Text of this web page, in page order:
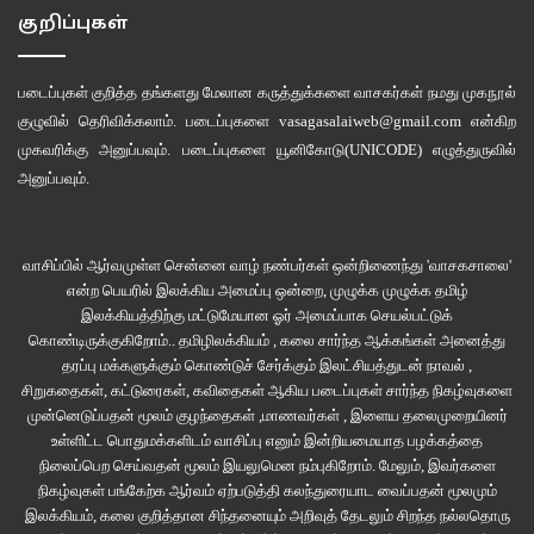
தன் படைகளுடன் உடைமரக் காட்டுக்குள் போனான். நால்வரும் நான்கு திசையில்
காட்டாமல் சல்லடைக் கண்களால் தேடினர். சிறிய மரத்தில் கிடந்த பெரிய
ஓணானைக் கண்டதும், ”எல சீக்கிரமா வாங்க. சரியான ‘மொங்கான்’ ஒண்ணு
மாட்டிடுச்சி ” காத்தாடி காட்டுக்கத்து கத்தினான். பெருச்சாளி, உழுவ, சுரைக்காய்
மூவரும் முள் குத்தியது கூடத் தெரியாமல் துள்ளிக் குதித்து வந்து ”எங்கல”
பார்த்ததும், ”யம்மாடி, எத்தா… பெருசு! ஒரு சட்டி தேறும் போலயே” வாயைப்
பிளந்த சுரைக்காயின் வயிற்றில் ஒரு குத்துவிட்டு, “மொதல்ல கண்ணியப் போடுல.
களஞ்சிறப்போவுது!”என்றான் பெருச்சாளி.
சுரைக்காய் ஓணானுக்குப் பின்புறமாய் நின்று அதன் தலைக்கு நேராய்
கண்ணியை நீட்டினான். வட்ட வடிவக் கண்ணி ஓணானின் வாயில் பட்டதும் அது
சட்டென்று தலையைத் தூக்கி கண்களை உருட்டி, கண்ணியைக் கடித்தது.
சுரைக்காய் அசையாமல் நின்றான். பெருச்சாளி, உழுவ, காத்தாடி மூவரும்
கண்ணியில் தப்பித்தால் அடுத்த கணமே மண்ணில் விழுந்து அது மரணிக்க
குறிப்புகள்
படைப்புகள் குறித்த தங்களது மேலான கருத்துக்களை வாசகர்கள் நமது முகநூல்
குழுவில் தெரிவிக்கலாம். படைப்புகளை vasagasalaiweb@gmail.com என்கிற
முகவரிக்கு அனுப்பவும். படைப்புகளை யூனிகோடு(UNICODE)எழுத்துருவில்
அனுப்பவும்.
வாசிப்பில் ஆர்வமுள்ள சென்னை வாழ் நண்பர்கள் ஒன்றிணைந்து 'வாசகசாலை'
என்ற பெயரில் இலக்கிய அமைப்பு ஒன்றை, முழுக்க முழுக்க தமிழ்
இலக்கியத்திற்கு மட்டுமேயான ஓர் அமைப்பாக செயல்பட்டுக்
கொண்டிருக்குகிறோம்.. தமிழிலக்கியம் , கலை சார்ந்த ஆக்கங்கள் அனைத்து
தரப்பு மக்களுக்கும் கொண்டுச் சேர்க்கும் இலட்சியத்துடன் நாவல் ,
சிறுகதைகள், கட்டுரைகள், கவிதைகள் ஆகிய படைப்புகள் சார்ந்த நிகழ்வுகளை
முன்னெடுப்பதன் மூலம் குழந்தைகள் ,மாணவர்கள் , இளைய தலைமுறையினர்
உள்ளிட்ட பொதுமக்களிடம் வாசிப்பு எனும் இன்றியமையாத பழக்கத்தை
நிலைப்பெற செய்வதன் மூலம் இயலுமென நம்புகிறோம். மேலும், இவர்களை
நிகழ்வுகள் பங்கேற்க ஆர்வம் ஏற்படுத்தி கலந்துரையாட வைப்பதன் மூலமும்
இலக்கியம், கலை குறித்தான சிந்தனையும் அறிவுத் தேடலும் சிறந்த நல்லதொரு